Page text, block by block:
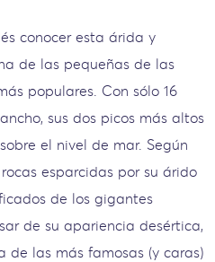
conocer esta árida y
de las pequeñas de las
populares. Con sólo 16
sus dos picos más altos
el nivel de mar. Según
esparcidas por su árido
de los gigantes
de su apariencia desértica,
de las más famosas (y caras)